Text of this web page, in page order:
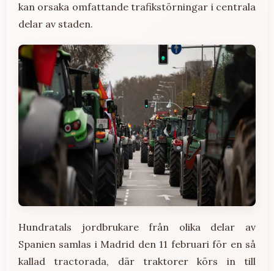
kan orsaka omfattande trafikstörningar i centrala
delar av staden.
Hundratals jordbrukare från olika delar av
Spanien samlas i Madrid den 11 februari för en så
kallad tractorada, där traktorer körs in till